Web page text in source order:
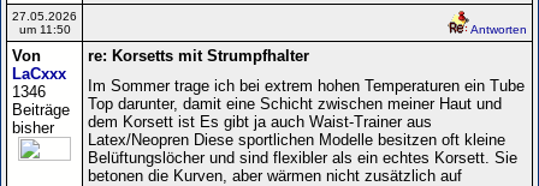
27.05.2026
um 11:50
Antworten
Von
LaCxxx
1346
Beiträge
bisher
re: Korsetts mit Strumpfhalter
Im Sommer trage ich bei extrem hohen Temperaturen ein Tube
Top darunter, damit eine Schicht zwischen meiner Haut und
dem Korsett ist Es gibt ja auch Waist-Trainer aus
Latex/Neopren Diese sportlichen Modelle besitzen oft kleine
Belüftungslöcher und sind flexibler als ein echtes Korsett. Sie
betonen die Kurven, aber wärmen nicht zusätzlich auf